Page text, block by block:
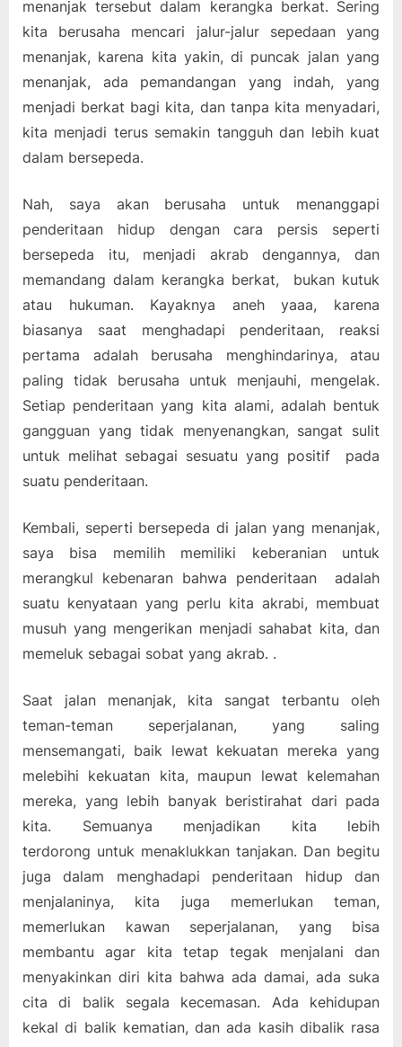
menanjak tersebut dalam kerangka berkat. Sering
kita berusaha mencari jalur-jalur sepedaan yang
menanjak, karena kita yakin, di puncak jalan yang
menanjak, ada pemandangan yang indah, yang
menjadi berkat bagi kita, dan tanpa kita menyadari,
kita menjadi terus semakin tangguh dan lebih kuat
dalam bersepeda.
Nah, saya akan berusaha untuk menanggapi
penderitaan hidup dengan cara persis seperti
bersepeda itu, menjadi akrab dengannya, dan
memandang dalam kerangka berkat, bukan kutuk
atau hukuman. Kayaknya aneh yaaa, karena
biasanya saat menghadapi penderitaan, reaksi
pertama adalah berusaha menghindarinya, atau
paling tidak berusaha untuk menjauhi, mengelak.
Setiap penderitaan yang kita alami, adalah bentuk
gangguan yang tidak menyenangkan, sangat sulit
untuk melihat sebagai sesuatu yang positif pada
suatu penderitaan.
Kembali, seperti bersepeda di jalan yang menanjak,
saya bisa memilih memiliki keberanian untuk
merangkul kebenaran bahwa penderitaan adalah
suatu kenyataan yang perlu kita akrabi, membuat
musuh yang mengerikan menjadi sahabat kita, dan
memeluk sebagai sobat yang akrab. .
Saat jalan menanjak, kita sangat terbantu oleh
teman-teman seperjalanan, yang saling
mensemangati, baik lewat kekuatan mereka yang
melebihi kekuatan kita, maupun lewat kelemahan
mereka, yang lebih banyak beristirahat dari pada
kita. Semuanya menjadikan kita lebih
terdorong untuk menaklukkan tanjakan. Dan begitu
juga dalam menghadapi penderitaan hidup dan
menjalaninya, kita juga memerlukan teman,
memerlukan kawan seperjalanan, yang bisa
membantu agar kita tetap tegak menjalani dan
menyakinkan diri kita bahwa ada damai, ada suka
cita di balik segala kecemasan. Ada kehidupan
kekal di balik kematian, dan ada kasih dibalik rasa